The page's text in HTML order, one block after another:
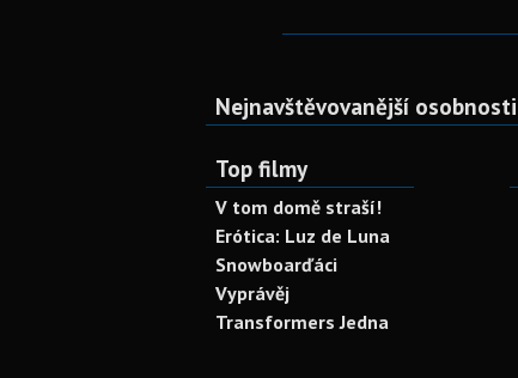
Nejnavštěvovanější osobnosti
Top filmy
V tom domě straší!
Erótica: Luz de Luna
Snowboarďáci
Vyprávěj
Transformers Jedna